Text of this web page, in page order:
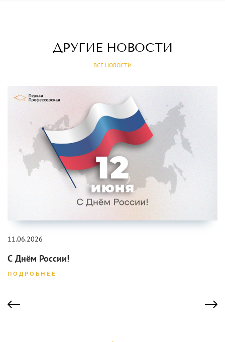
ДРУГИЕ НОВОСТИ
ВСЕ НОВОСТИ
11.06.2026
С Днём России!
ПОДРОБНЕЕ